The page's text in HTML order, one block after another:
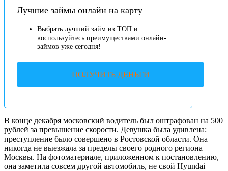
Лучшие займы онлайн на карту
Выбрать лучший займ из ТОП и
воспользуйтесь преимуществами онлайн-
займов уже сегодня!
ПОЛУЧИТЬ ДЕНЬГИ
В конце декабря московский водитель был оштрафован на 500
рублей за превышение скорости. Девушка была удивлена:
преступление было совершено в Ростовской области. Она
никогда не выезжала за пределы своего родного региона —
Москвы. На фотоматериале, приложенном к постановлению,
она заметила совсем другой автомобиль, не свой Hyundai